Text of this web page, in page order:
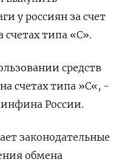
у россиян за счет
типа «С».
средств
счетах типа »С«, -
России.
законодательные
обмена